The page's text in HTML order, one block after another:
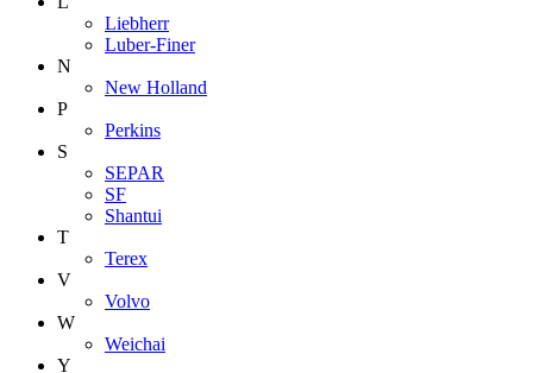
Liebherr
Luber-Finer
N
New Holland
P
Perkins
S
SEPAR
SF
Shantui
T
Terex
V
Volvo
W
Weichai
Y